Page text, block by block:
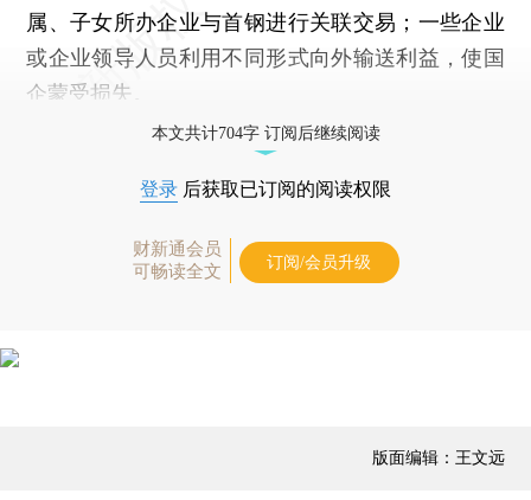
属、子女所办企业与首钢进行关联交易；一些企业
或企业领导人员利用不同形式向外输送利益，使国
企蒙受损失。
本文共计704字 订阅后继续阅读
登录 后获取已订阅的阅读权限
财新通会员
可畅读全文
订阅/会员升级
版面编辑：王文远